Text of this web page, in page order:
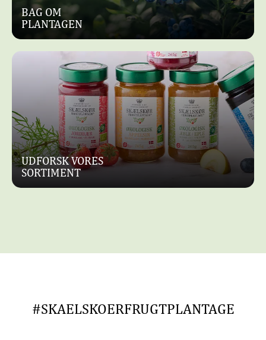
BAG OM
PLANTAGEN
UDFORSK VORES
SORTIMENT
#SKAELSKOERFRUGTPLANTAGE